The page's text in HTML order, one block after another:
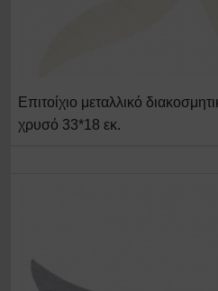
+ΣΤΟ
Επιτοίχιο μεταλλικό
χρυσό 33*18 εκ.